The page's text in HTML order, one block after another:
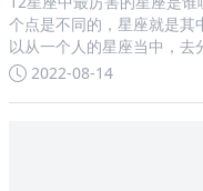
个点是不同的，星座就是其
以从一个人的星座当中，去
2022-08-14